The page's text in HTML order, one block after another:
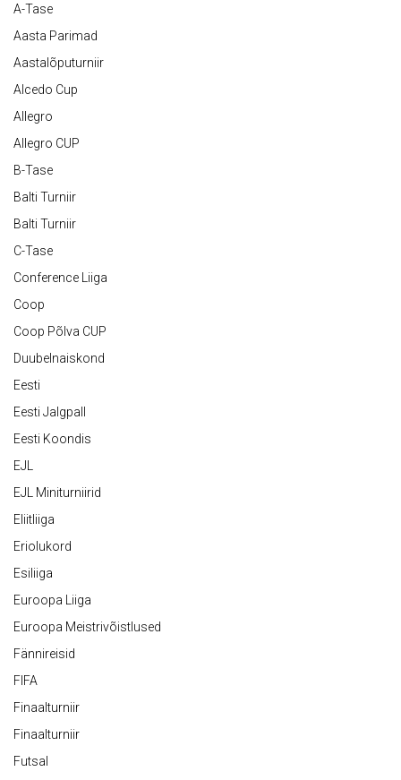
A-Tase
Aasta Parimad
Aastalõputurniir
Alcedo Cup
Allegro
Allegro CUP
B-Tase
Balti Turniir
Balti Turniir
C-Tase
Conference Liiga
Coop
Coop Põlva CUP
Duubelnaiskond
Eesti
Eesti Jalgpall
Eesti Koondis
EJL
EJL Miniturniirid
Eliitliiga
Eriolukord
Esiliiga
Euroopa Liiga
Euroopa Meistrivõistlused
Fännireisid
FIFA
Finaalturniir
Finaalturniir
Futsal